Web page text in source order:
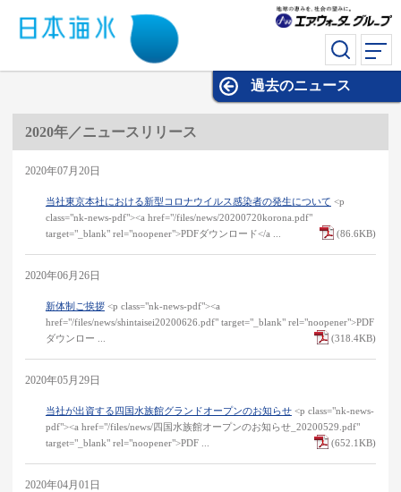
過去のニュース
過去のニュース
2020年／ニュースリリース
2020年07月20日
当社東京本社における新型コロナウイルス感染者の発生について <p
class="nk-news-pdf"><a href="/files/news/20200720korona.pdf"
target="_blank" rel="noopener">PDFダウンロード</a ...
(86.6KB)
2020年06月26日
新体制ご挨拶 <p class="nk-news-pdf"><a
href="/files/news/shintaisei20200626.pdf" target="_blank" rel="noopener">PDF
ダウンロー ...
(318.4KB)
2020年05月29日
当社が出資する四国水族館グランドオープンのお知らせ <p class="nk-news-
pdf"><a href="/files/news/四国水族館オープンのお知らせ_20200529.pdf"
target="_blank" rel="noopener">PDF ...
(652.1KB)
2020年04月01日